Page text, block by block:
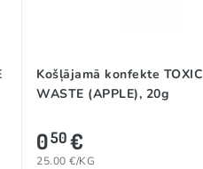
Košļājamā konfekte TOXIC
WASTE (APPLE), 20g
050€
25.00 €/KG